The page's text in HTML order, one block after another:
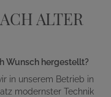
ALTER
Wunsch hergestellt?
in unserem Betrieb in
modernster Technik